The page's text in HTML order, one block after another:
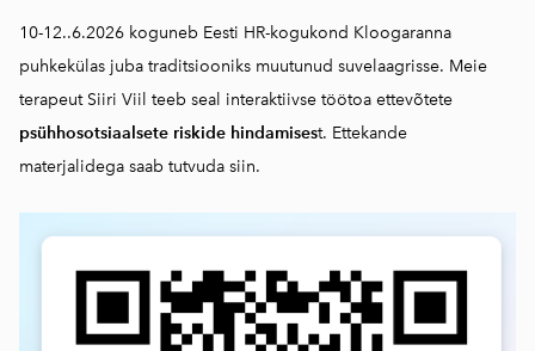
10-12..6.2026 koguneb Eesti HR-kogukond Kloogaranna
puhkekülas juba traditsiooniks muutunud suvelaagrisse. Meie
terapeut Siiri Viil teeb seal interaktiivse töötoa ettevõtete
psühhosotsiaalsete riskide hindamisest. Ettekande
materjalidega saab tutvuda siin.